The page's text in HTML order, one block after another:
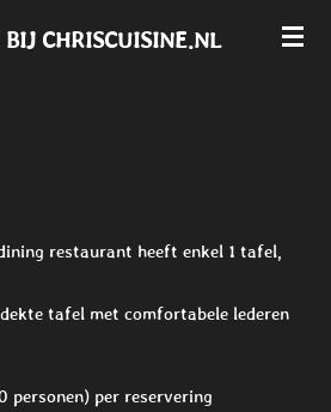
CHRISCUISINE.NL
restaurant heeft enkel 1 tafel,
tafel met comfortabele lederen
personen) per reservering